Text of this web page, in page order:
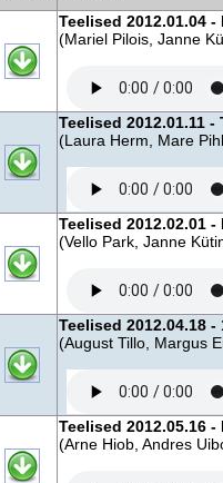
Teelised 2012.01.04
(Mariel Pilois, Janne
Teelised 2012.01.11
(Laura Herm, Mare
Teelised 2012.02.01
(Vello Park, Janne
Teelised 2012.04.18
(August Tillo, Margus
Teelised 2012.05.16
(Arne Hiob, Andres